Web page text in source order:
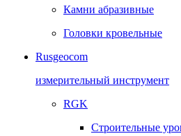
Камни абразивные
Головки кровельные
Rusgeocom
измерительный инструмент
RGK
Строительные